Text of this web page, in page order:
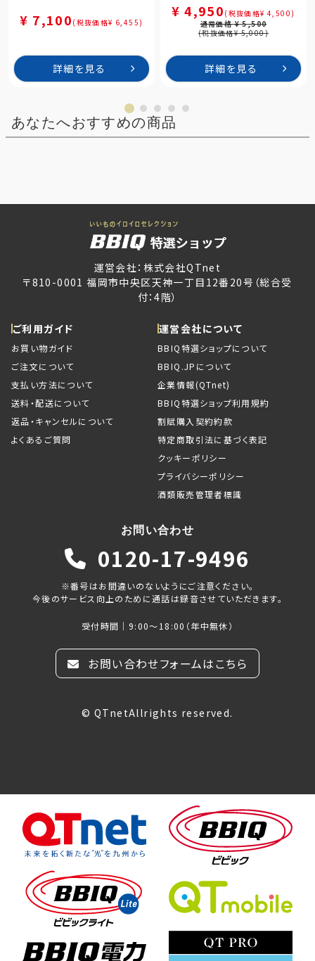
¥ 7,100 (税抜価格¥ 6,455)
詳細を見る
¥ 4,950 (税抜価格¥ 4,500)
通常価格 ¥ 5,500
(税抜価格¥ 5,000)
詳細を見る
あなたへおすすめの商品
運営会社：株式会社QTnet
〒810-0001 福岡市中央区天神一丁目12番20号（総合受
付：4階）
ご利用ガイド
お買い物ガイド
ご注文について
支払い方法について
送料・配送について
返品・キャンセルについて
よくあるご質問
運営会社について
BBIQ特選ショップについて
BBIQ.JPについて
企業情報(QTnet)
BBIQ特選ショップ利用規約
割賦購入契約約款
特定商取引法に基づく表記
クッキーポリシー
プライバシーポリシー
酒類販売管理者標識
お問い合わせ
0120-17-9496
※番号はお間違いのないようにご注意ください。
今後のサービス向上のために通話は録音させていただきます。
受付時間｜9:00～18:00（年中無休）
お問い合わせフォームはこちら
© QTnetAllrights reserved.